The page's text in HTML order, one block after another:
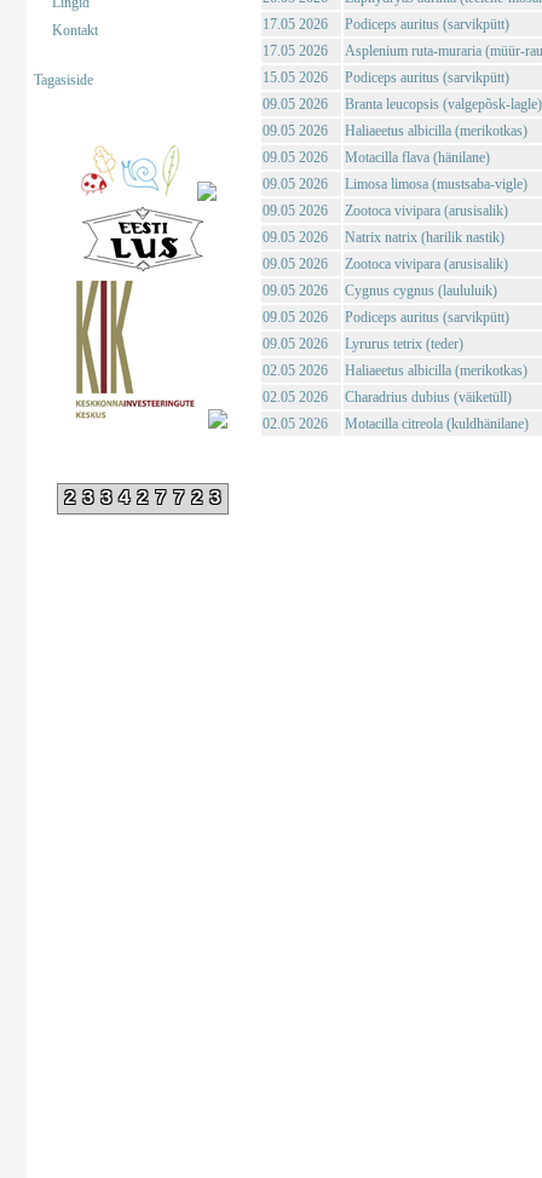
Kontakt
Tagasiside
233427723
17.05 2026
Podiceps auritus (sarvikpütt)
17.05 2026
Asplenium ruta-muraria (müür-
15.05 2026
Podiceps auritus (sarvikpütt)
09.05 2026
Branta leucopsis (valgepõsk-lagle)
09.05 2026
Haliaeetus albicilla (merikotkas)
09.05 2026
Motacilla flava (hänilane)
09.05 2026
Limosa limosa (mustsaba-vigle)
09.05 2026
Zootoca vivipara (arusisalik)
09.05 2026
Natrix natrix (harilik nastik)
09.05 2026
Zootoca vivipara (arusisalik)
09.05 2026
Cygnus cygnus (laululuik)
09.05 2026
Podiceps auritus (sarvikpütt)
09.05 2026
Lyrurus tetrix (teder)
02.05 2026
Haliaeetus albicilla (merikotkas)
02.05 2026
Charadrius dubius (väiketüll)
02.05 2026
Motacilla citreola (kuldhänilane)